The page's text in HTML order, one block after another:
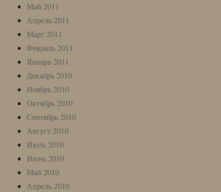
Май 2011
Апрель 2011
Март 2011
Февраль 2011
Январь 2011
Декабрь 2010
Ноябрь 2010
Октябрь 2010
Сентябрь 2010
Август 2010
Июль 2010
Июнь 2010
Май 2010
Апрель 2010